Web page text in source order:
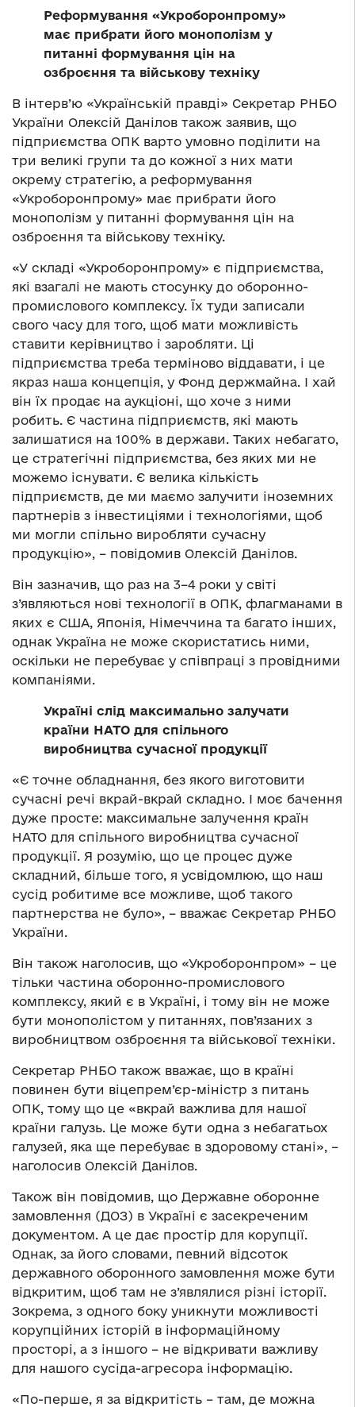
Реформування «Укроборонпрому»
має прибрати його монополізм у
питанні формування цін на
озброєння та військову техніку
В інтерв’ю «Українській правді» Секретар РНБО
України Олексій Данілов також заявив, що
підприємства ОПК варто умовно поділити на
три великі групи та до кожної з них мати
окрему стратегію, а реформування
«Укроборонпрому» має прибрати його
монополізм у питанні формування цін на
озброєння та військову техніку.
«У складі «Укроборонпрому» є підприємства,
які взагалі не мають стосунку до оборонно-
промислового комплексу. Їх туди записали
свого часу для того, щоб мати можливість
ставити керівництво і заробляти. Ці
підприємства треба терміново віддавати, і це
якраз наша концепція, у Фонд держмайна. І хай
він їх продає на аукціоні, що хоче з ними
робить. Є частина підприємств, які мають
залишатися на 100% в держави. Таких небагато,
це стратегічні підприємства, без яких ми не
можемо існувати. Є велика кількість
підприємств, де ми маємо залучити іноземних
партнерів з інвестиціями і технологіями, щоб
ми могли спільно виробляти сучасну
продукцію», – повідомив Олексій Данілов.
Він зазначив, що раз на 3–4 роки у світі
з’являються нові технології в ОПК, флагманами в
яких є США, Японія, Німеччина та багато інших,
однак Україна не може скористатись ними,
оскільки не перебуває у співпраці з провідними
компаніями.
Україні слід максимально залучати
країни НАТО для спільного
виробництва сучасної продукції
«Є точне обладнання, без якого виготовити
сучасні речі вкрай-вкрай складно. І моє бачення
дуже просте: максимальне залучення країн
НАТО для спільного виробництва сучасної
продукції. Я розумію, що це процес дуже
складний, більше того, я усвідомлюю, що наш
сусід робитиме все можливе, щоб такого
партнерства не було», – вважає Секретар РНБО
України.
Він також наголосив, що «Укроборонпром» – це
тільки частина оборонно-промислового
комплексу, який є в Україні, і тому він не може
бути монополістом у питаннях, пов’язаних з
виробництвом озброєння та військової техніки.
Секретар РНБО також вважає, що в країні
повинен бути віцепрем’єр-міністр з питань
ОПК, тому що це «вкрай важлива для нашої
країни галузь. Це може бути одна з небагатьох
галузей, яка ще перебуває в здоровому стані», –
наголосив Олексій Данілов.
Також він повідомив, що Державне оборонне
замовлення (ДОЗ) в Україні є засекреченим
документом. А це дає простір для корупції.
Однак, за його словами, певний відсоток
державного оборонного замовлення може бути
відкритим, щоб там не з’являлися різні історії.
Зокрема, з одного боку уникнути можливості
корупційних історій в інформаційному
просторі, а з іншого – не відкривати важливу
для нашого сусіда-агресора інформацію.
«По-перше, я за відкритість – там, де можна